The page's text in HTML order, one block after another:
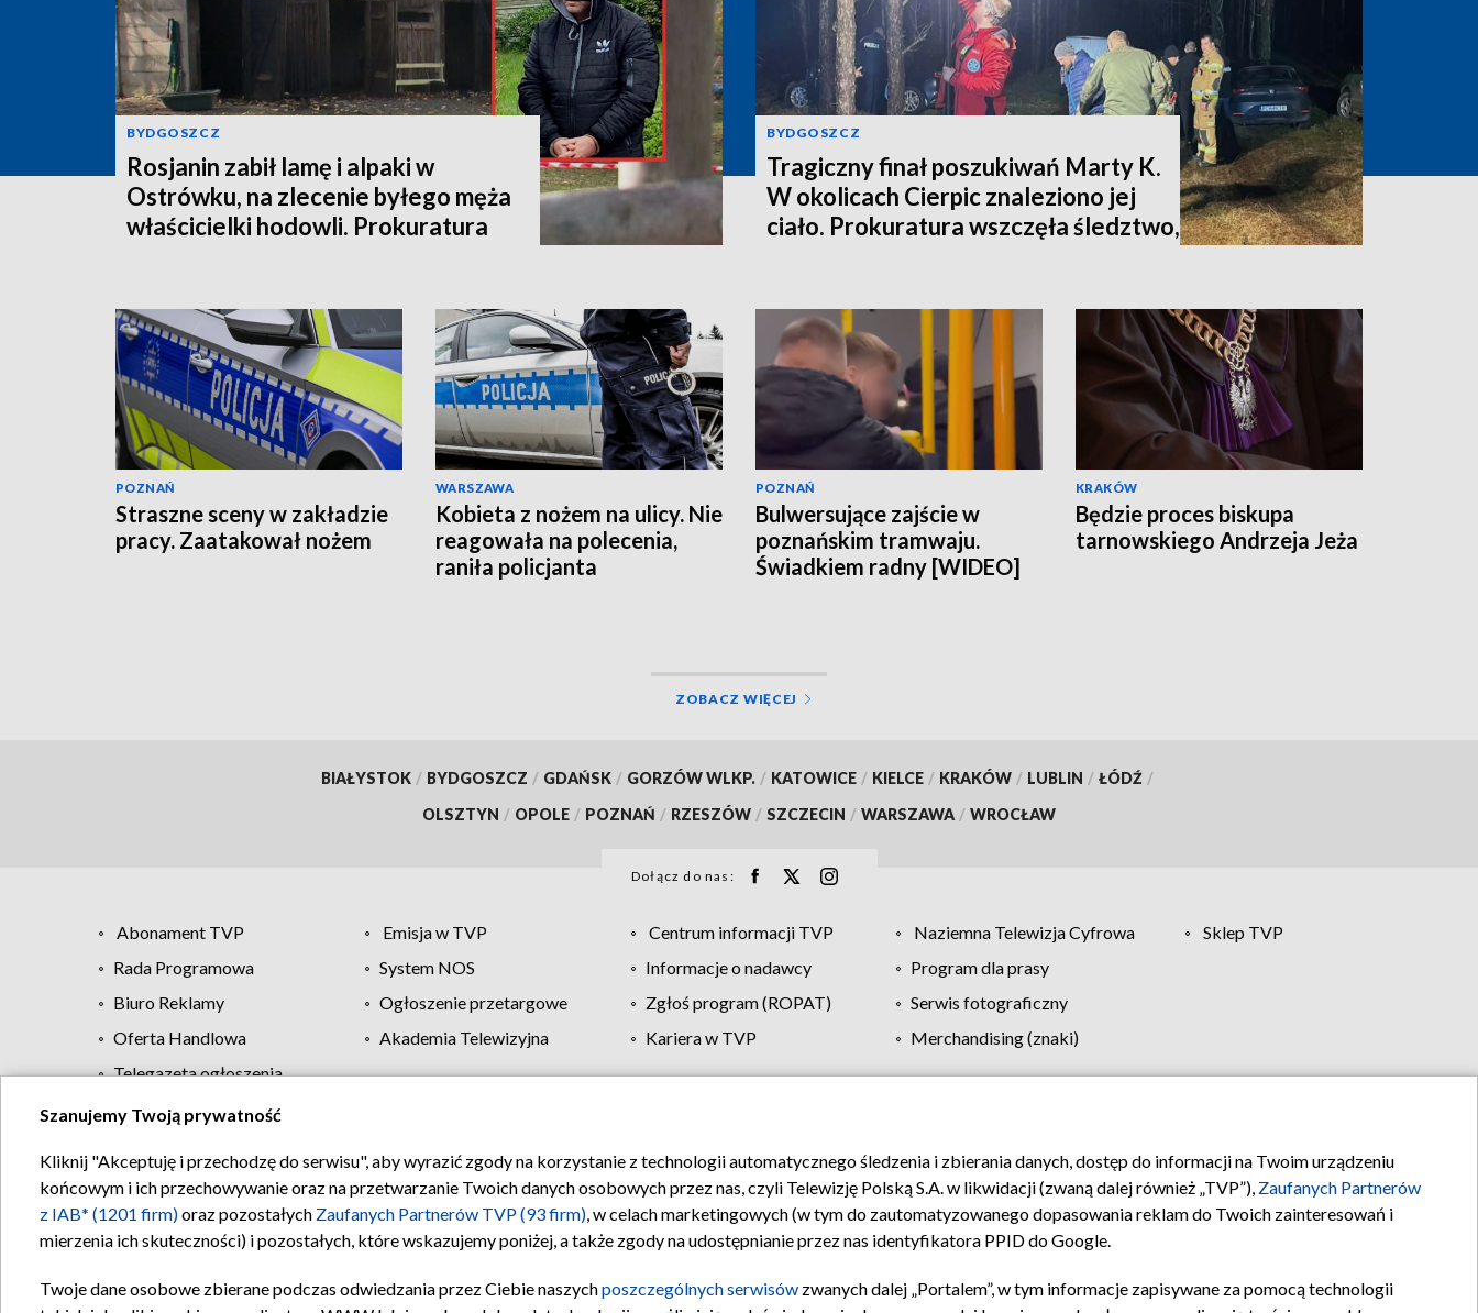
BYDGOSZCZ
Rosjanin zabił lamę i alpaki w
Ostrówku, na zlecenie byłego męża
właścicielki hodowli. Prokuratura
BYDGOSZCZ
Tragiczny finał poszukiwań Marty K.
W okolicach Cierpic znaleziono jej
ciało. Prokuratura wszczęła śledztwo,
POZNAŃ
Straszne sceny w zakładzie
pracy. Zaatakował nożem
WARSZAWA
Kobieta z nożem na ulicy. Nie
reagowała na polecenia,
raniła policjanta
POZNAŃ
Bulwersujące zajście w
poznańskim tramwaju.
Świadkiem radny [WIDEO]
KRAKÓW
Będzie proces biskupa
tarnowskiego Andrzeja Jeża
ZOBACZ WIĘCEJ
BIAŁYSTOK / BYDGOSZCZ / GDAŃSK / GORZÓW WLKP. / KATOWICE / KIELCE / KRAKÓW / LUBLIN / ŁÓDŹ /
OLSZTYN / OPOLE / POZNAŃ / RZESZÓW / SZCZECIN / WARSZAWA / WROCŁAW
Dołącz do nas:
Abonament TVP Emisja w TVP Centrum informacji TVP Naziemna Telewizja Cyfrowa
Sklep TVP
Rada Programowa
System NOS Informacje o nadawcy
Program dla prasy
Biuro Reklamy
Ogłoszenie przetargowe Zgłoś program (ROPAT)
Serwis fotograficzny
Oferta Handlowa
Akademia Telewizyjna Kariera w TVP
Merchandising (znaki)
Telegazeta ogłoszenia
Regulamin TVP Polityka prywatności Moje zgody Pomoc Biuro reklamy Kontakt
Szanujemy Twoją prywatność
Kliknij "Akceptuję i przechodzę do serwisu", aby wyrazić zgody na korzystanie z technologii automatycznego śledzenia i zbierania danych, dostęp do informacji na Twoim urządzeniu
końcowym i ich przechowywanie oraz na przetwarzanie Twoich danych osobowych przez nas, czyli Telewizję Polską S.A. w likwidacji (zwaną dalej również „TVP”), Zaufanych Partnerów
z IAB* (1201 firm)oraz pozostałych Zaufanych Partnerów TVP (93 firm), w celach marketingowych (w tym do zautomatyzowanego dopasowania reklam do Twoich zainteresowań i
mierzenia ich skuteczności) i pozostałych, które wskazujemy poniżej, a także zgody na udostępnianie przez nas identyfikatora PPID do Google.
Twoje dane osobowe zbierane podczas odwiedzania przez Ciebie naszychposzczególnych serwisów zwanych dalej „Portalem”, w tym informacje zapisywane za pomocą technologii